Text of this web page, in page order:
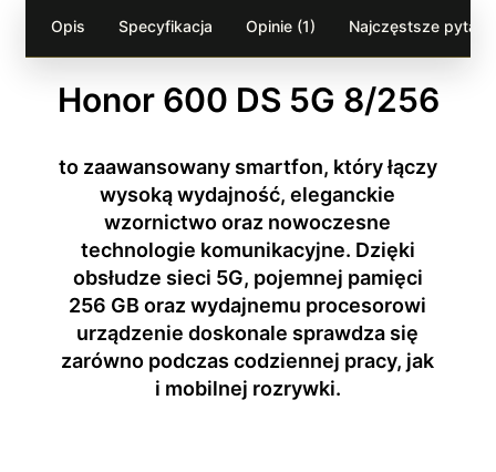
Opis Specyfikacja Opinie (1) Najczęstsze
Honor 600 DS 5G 8/256
to zaawansowany smartfon, który łączy
wysoką wydajność, eleganckie
wzornictwo oraz nowoczesne
technologie komunikacyjne. Dzięki
obsłudze sieci 5G, pojemnej pamięci
256 GB oraz wydajnemu procesorowi
urządzenie doskonale sprawdza się
zarówno podczas codziennej pracy, jak
i mobilnej rozrywki.